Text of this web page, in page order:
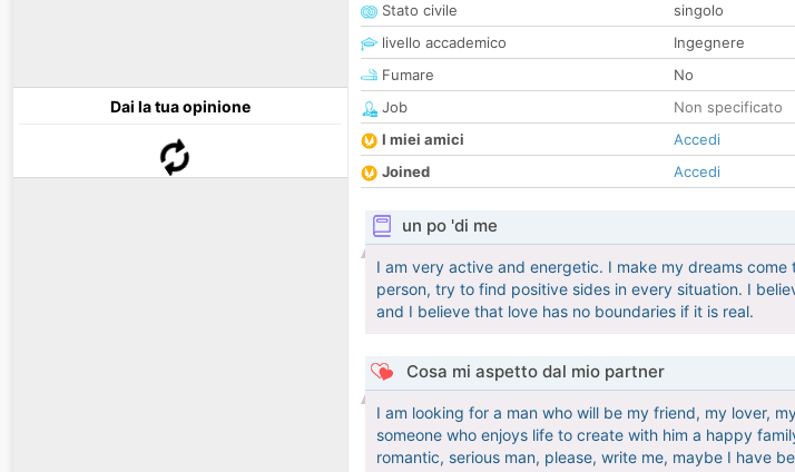
Dai la tua opinione
Stato civile
singolo
livello accademico
Ingegnere
Fumare
No
Job
Non specificato
I miei amici
Accedi
Joined
Accedi
un po 'di me
I am very active and energetic. I make my dreams
person, try to find positive sides in every situation. I
and I believe that love has no boundaries if it is real.
Cosa mi aspetto dal mio partner
I am looking for a man who will be my friend, my lover,
someone who enjoys life to create with him a happy
romantic, serious man, please, write me, maybe I have